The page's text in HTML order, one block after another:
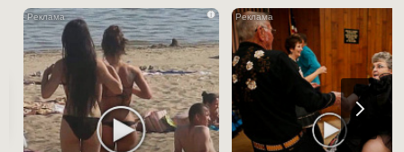
i